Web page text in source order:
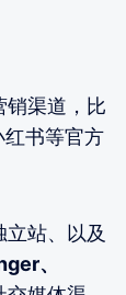
销渠道，比
书等官方
站、以及
、